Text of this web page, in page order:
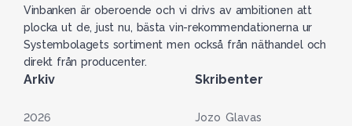
Vinbanken är oberoende och vi drivs av ambitionen att
plocka ut de, just nu, bästa vin-rekommendationerna ur
Systembolagets sortiment men också från näthandel och
direkt från producenter.
Arkiv
2026
Skribenter
Jozo Glavas